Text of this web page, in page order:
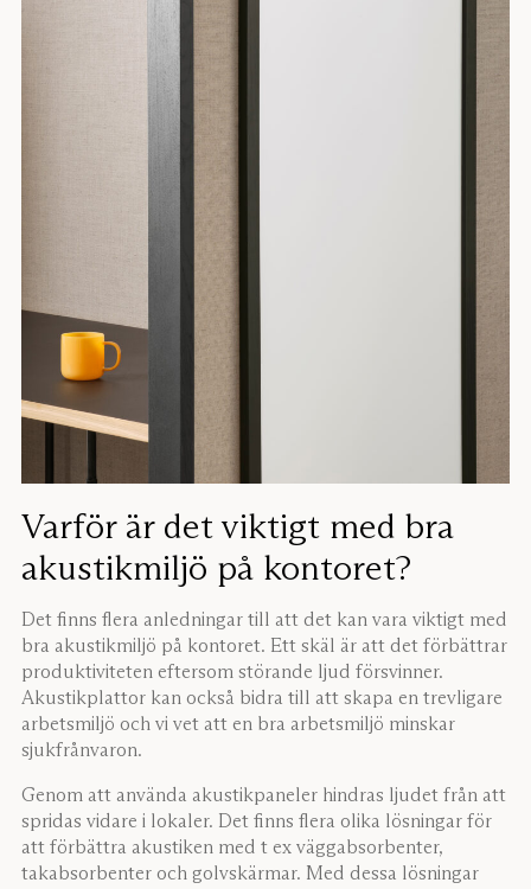
Varför är det viktigt med bra
akustikmiljö på kontoret?
Det finns flera anledningar till att det kan vara viktigt med
bra akustikmiljö på kontoret. Ett skäl är att det förbättrar
produktiviteten eftersom störande ljud försvinner.
Akustikplattor kan också bidra till att skapa en trevligare
arbetsmiljö och vi vet att en bra arbetsmiljö minskar
sjukfrånvaron.
Genom att använda akustikpaneler hindras ljudet från att
spridas vidare i lokaler. Det finns flera olika lösningar för
att förbättra akustiken med t ex väggabsorbenter,
takabsorbenter och golvskärmar. Med dessa lösningar